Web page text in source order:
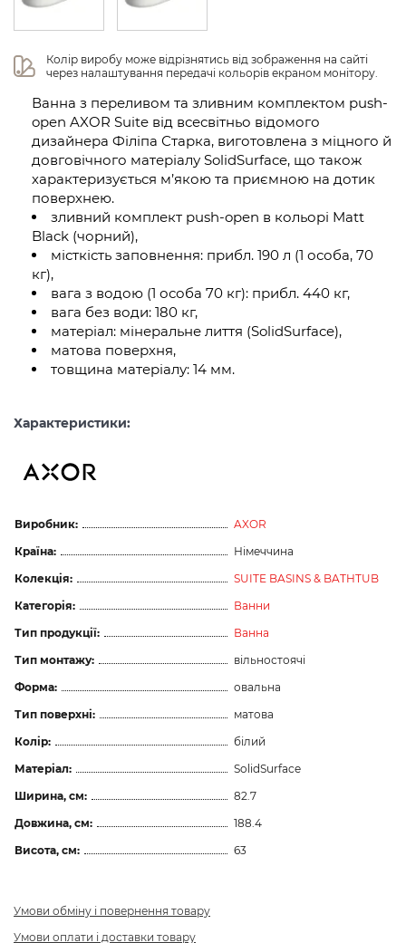
Колір виробу може відрізнятись від зображення на сайті
через налаштування передачі кольорів екраном монітору.
Ванна з переливом та зливним комплектом push-
open AXOR Suite від всесвітньо відомого
дизайнера Філіпа Старка, виготовлена з міцного й
довговічного матеріалу SolidSurface, що також
характеризується м’якою та приємною на дотик
поверхнею.
зливний комплект push-open в кольорі Matt
Black (чорний),
місткість заповнення: прибл. 190 л (1 особа, 70
кг),
вага з водою (1 особа 70 кг): прибл. 440 кг,
вага без води: 180 кг,
матеріал: мінеральне лиття (SolidSurface),
матова поверхня,
товщина матеріалу: 14 мм.
Характеристики:
Виробник:
AXOR
Країна:
Німеччина
Колекція:
SUITE BASINS & BATHTUB
Категорія:
Ванни
Тип продукції:
Ванна
Тип монтажу:
вільностоячі
Форма:
овальна
Тип поверхні:
матова
Колір:
білий
Матеріал:
SolidSurface
Ширина, см:
82.7
Довжина, см:
188.4
Висота, см:
63
Умови обміну і повернення товару
Умови оплати і доставки товару